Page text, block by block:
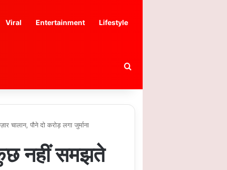
Viral Entertainment Lifestyle
Search for
पौने दो करोड़ लगा जुर्माना
नहीं समझते